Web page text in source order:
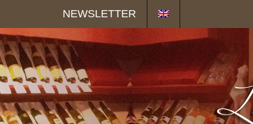
NEWSLETTER
Panneau de gestion des cookies